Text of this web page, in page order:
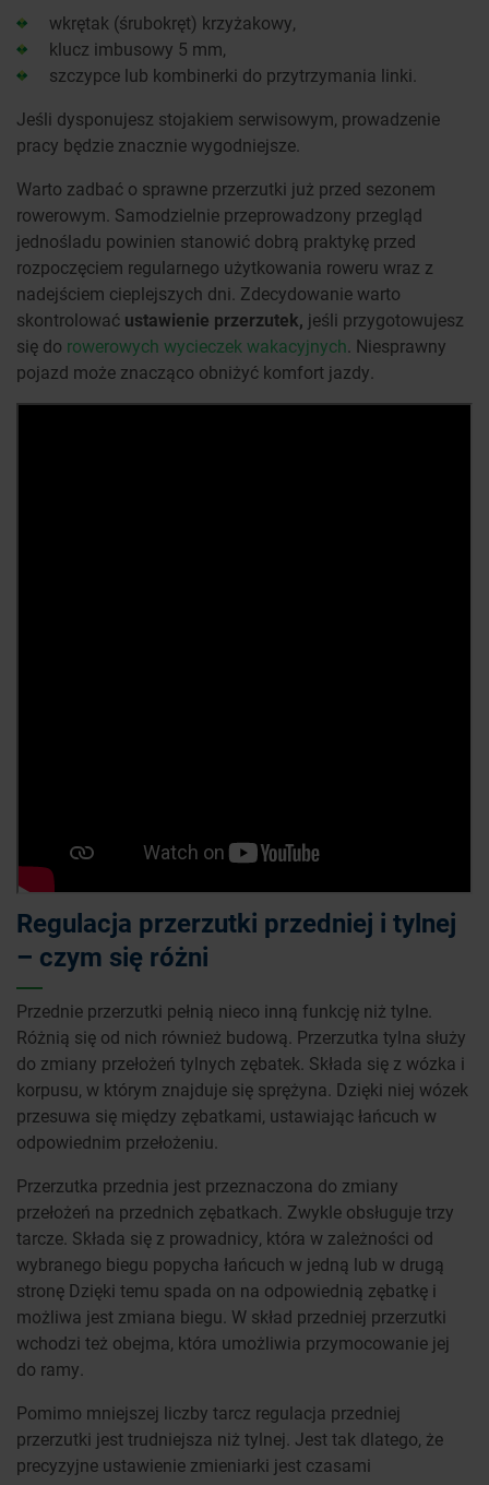
wkrętak (śrubokręt) krzyżakowy,
klucz imbusowy 5 mm,
szczypce lub kombinerki do przytrzymania linki.
Jeśli dysponujesz stojakiem serwisowym, prowadzenie
pracy będzie znacznie wygodniejsze.
Warto zadbać o sprawne przerzutki już przed sezonem
rowerowym. Samodzielnie przeprowadzony przegląd
jednośladu powinien stanowić dobrą praktykę przed
rozpoczęciem regularnego użytkowania roweru wraz z
nadejściem cieplejszych dni. Zdecydowanie warto
skontrolować ustawienie przerzutek, jeśli przygotowujesz
się do rowerowych wycieczek wakacyjnych. Niesprawny
pojazd może znacząco obniżyć komfort jazdy.
Regulacja przerzutki przedniej i tylnej
– czym się różni
Przednie przerzutki pełnią nieco inną funkcję niż tylne.
Różnią się od nich również budową. Przerzutka tylna służy
do zmiany przełożeń tylnych zębatek. Składa się z wózka i
korpusu, w którym znajduje się sprężyna. Dzięki niej wózek
przesuwa się między zębatkami, ustawiając łańcuch w
odpowiednim przełożeniu.
Przerzutka przednia jest przeznaczona do zmiany
przełożeń na przednich zębatkach. Zwykle obsługuje trzy
tarcze. Składa się z prowadnicy, która w zależności od
wybranego biegu popycha łańcuch w jedną lub w drugą
stronę Dzięki temu spada on na odpowiednią zębatkę i
możliwa jest zmiana biegu. W skład przedniej przerzutki
wchodzi też obejma, która umożliwia przymocowanie jej
do ramy.
Pomimo mniejszej liczby tarcz regulacja przedniej
przerzutki jest trudniejsza niż tylnej. Jest tak dlatego, że
precyzyjne ustawienie zmieniarki jest czasami